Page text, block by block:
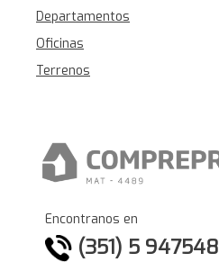
Departamentos
Oficinas
Terrenos
Encontranos en
(351) 5 947548